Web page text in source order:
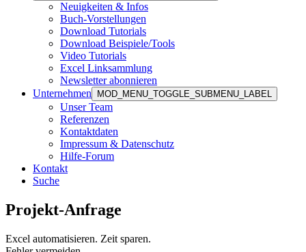
Neuigkeiten & Infos
Buch-Vorstellungen
Download Tutorials
Download Beispiele/Tools
Video Tutorials
Excel Linksammlung
Newsletter abonnieren
Unternehmen
MOD_MENU_TOGGLE_SUBMENU_LABEL
Unser Team
Referenzen
Kontaktdaten
Impressum & Datenschutz
Hilfe-Forum
Kontakt
Suche
Projekt-Anfrage
Excel automatisieren. Zeit sparen.